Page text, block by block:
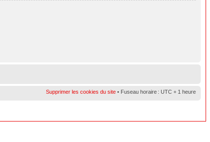
Supprimer les cookies du site • Fuseau horaire : UTC + 1 heure